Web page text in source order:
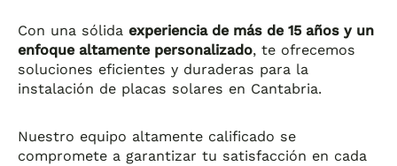
Con una sólidaexperiencia de más de 15 años y un
enfoque altamente personalizado, te ofrecemos
soluciones eficientes y duraderas para la
instalación de placas solares en Cantabria.
Nuestro equipo altamente calificado se
compromete a garantizar tu satisfacción en cada